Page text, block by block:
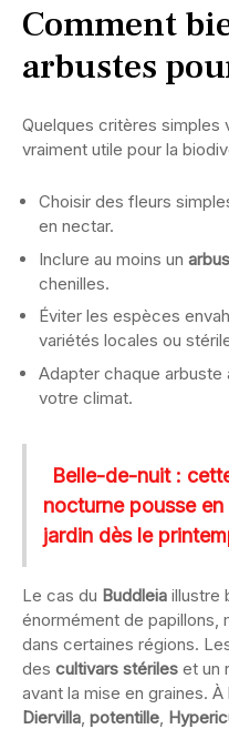
Comment
arbustes
Quelques critères simples
vraiment utile pour la
Choisir des fleurs
en nectar.
Inclure au moins un
chenilles.
Éviter les espèces
variétés locales ou
Adapter chaque arbuste
votre climat.
Belle-de-nuit :
nocturne pousse
jardin dès le
Le cas du Buddleia illustre
énormément de papillons,
dans certaines régions.
des cultivars stériles et un
avant la mise en graines.
Diervilla potentille